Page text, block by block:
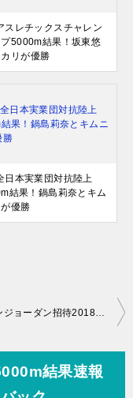
スレチックスチャレン
5000m結果！坂東悠
リが優勝
日本実業団対抗陸上
結果！鍋島莉奈とキム
優勝
結果速報